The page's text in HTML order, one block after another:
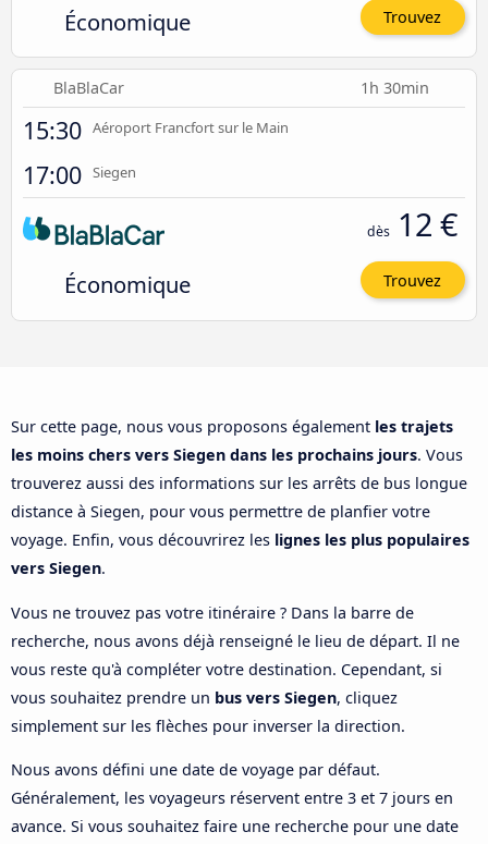
Économique Trouvez
BlaBlaCar 1h 30min
15:30 Aéroport Francfort sur le Main
17:00 Siegen
Économique
dès 12 €
Trouvez
Sur cette page, nous vous proposons également les trajets
les moins chers vers Siegen dans les prochains jours. Vous
trouverez aussi des informations sur les arrêts de bus longue
distance à Siegen, pour vous permettre de planfier votre
voyage. Enfin, vous découvrirez les lignes les plus populaires
vers Siegen.
Vous ne trouvez pas votre itinéraire ? Dans la barre de
recherche, nous avons déjà renseigné le lieu de départ. Il ne
vous reste qu'à compléter votre destination. Cependant, si
vous souhaitez prendre un bus vers Siegen, cliquez
simplement sur les flèches pour inverser la direction.
Nous avons défini une date de voyage par défaut.
Généralement, les voyageurs réservent entre 3 et 7 jours en
avance. Si vous souhaitez faire une recherche pour une date